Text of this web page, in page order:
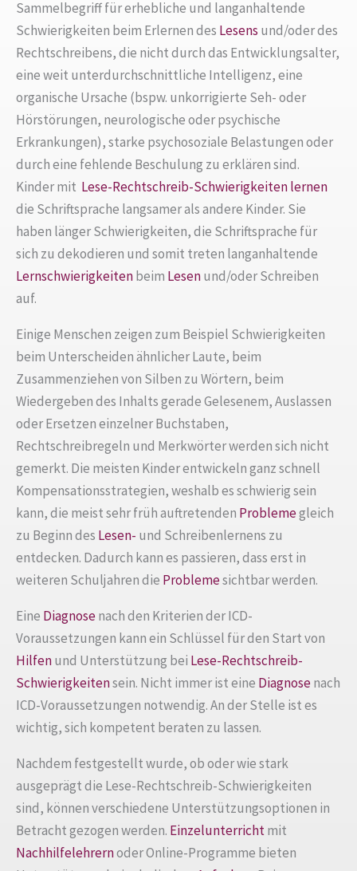
Sammelbegriff für erhebliche und langanhaltende
Schwierigkeiten beim Erlernen des Lesens und/oder des
Rechtschreibens, die nicht durch das Entwicklungsalter,
eine weit unterdurchschnittliche Intelligenz, eine
organische Ursache (bspw. unkorrigierte Seh- oder
Hörstörungen, neurologische oder psychische
Erkrankungen), starke psychosoziale Belastungen oder
durch eine fehlende Beschulung zu erklären sind.
Kinder mit Lese-Rechtschreib-Schwierigkeitenlernen
die Schriftsprache langsamer als andere Kinder. Sie
haben länger Schwierigkeiten, die Schriftsprache für
sich zu dekodieren und somit treten langanhaltende
Lernschwierigkeitenbeim Lesenund/oder Schreiben
auf.
Einige Menschen zeigen zum Beispiel Schwierigkeiten
beim Unterscheiden ähnlicher Laute, beim
Zusammenziehen von Silben zu Wörtern, beim
Wiedergeben des Inhalts gerade Gelesenem, Auslassen
oder Ersetzen einzelner Buchstaben,
Rechtschreibregeln und Merkwörter werden sich nicht
gemerkt. Die meisten Kinder entwickeln ganz schnell
Kompensationsstrategien, weshalb es schwierig sein
kann, die meist sehr früh auftretenden Problemegleich
zu Beginn des Lesen- und Schreibenlernens zu
entdecken. Dadurch kann es passieren, dass erst in
weiteren Schuljahren die Problemesichtbar werden.
Eine Diagnosenach den Kriterien der ICD-
Voraussetzungen kann ein Schlüssel für den Start von
Hilfenund Unterstützung bei Lese-Rechtschreib-
Schwierigkeitensein. Nicht immer ist eine Diagnosenach
ICD-Voraussetzungen notwendig. An der Stelle ist es
wichtig, sich kompetent beraten zu lassen.
Nachdem festgestellt wurde, ob oder wie stark
ausgeprägt die Lese-Rechtschreib-Schwierigkeiten
sind, können verschiedene Unterstützungsoptionen in
Betracht gezogen werden. Einzelunterrichtmit
Nachhilfelehrernoder Online-Programme bieten